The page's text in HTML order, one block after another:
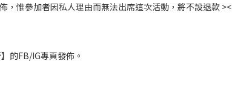
惟參加者因私人理由而無法出席這次活動，將不設退款 ><
的FB/IG專頁發佈。